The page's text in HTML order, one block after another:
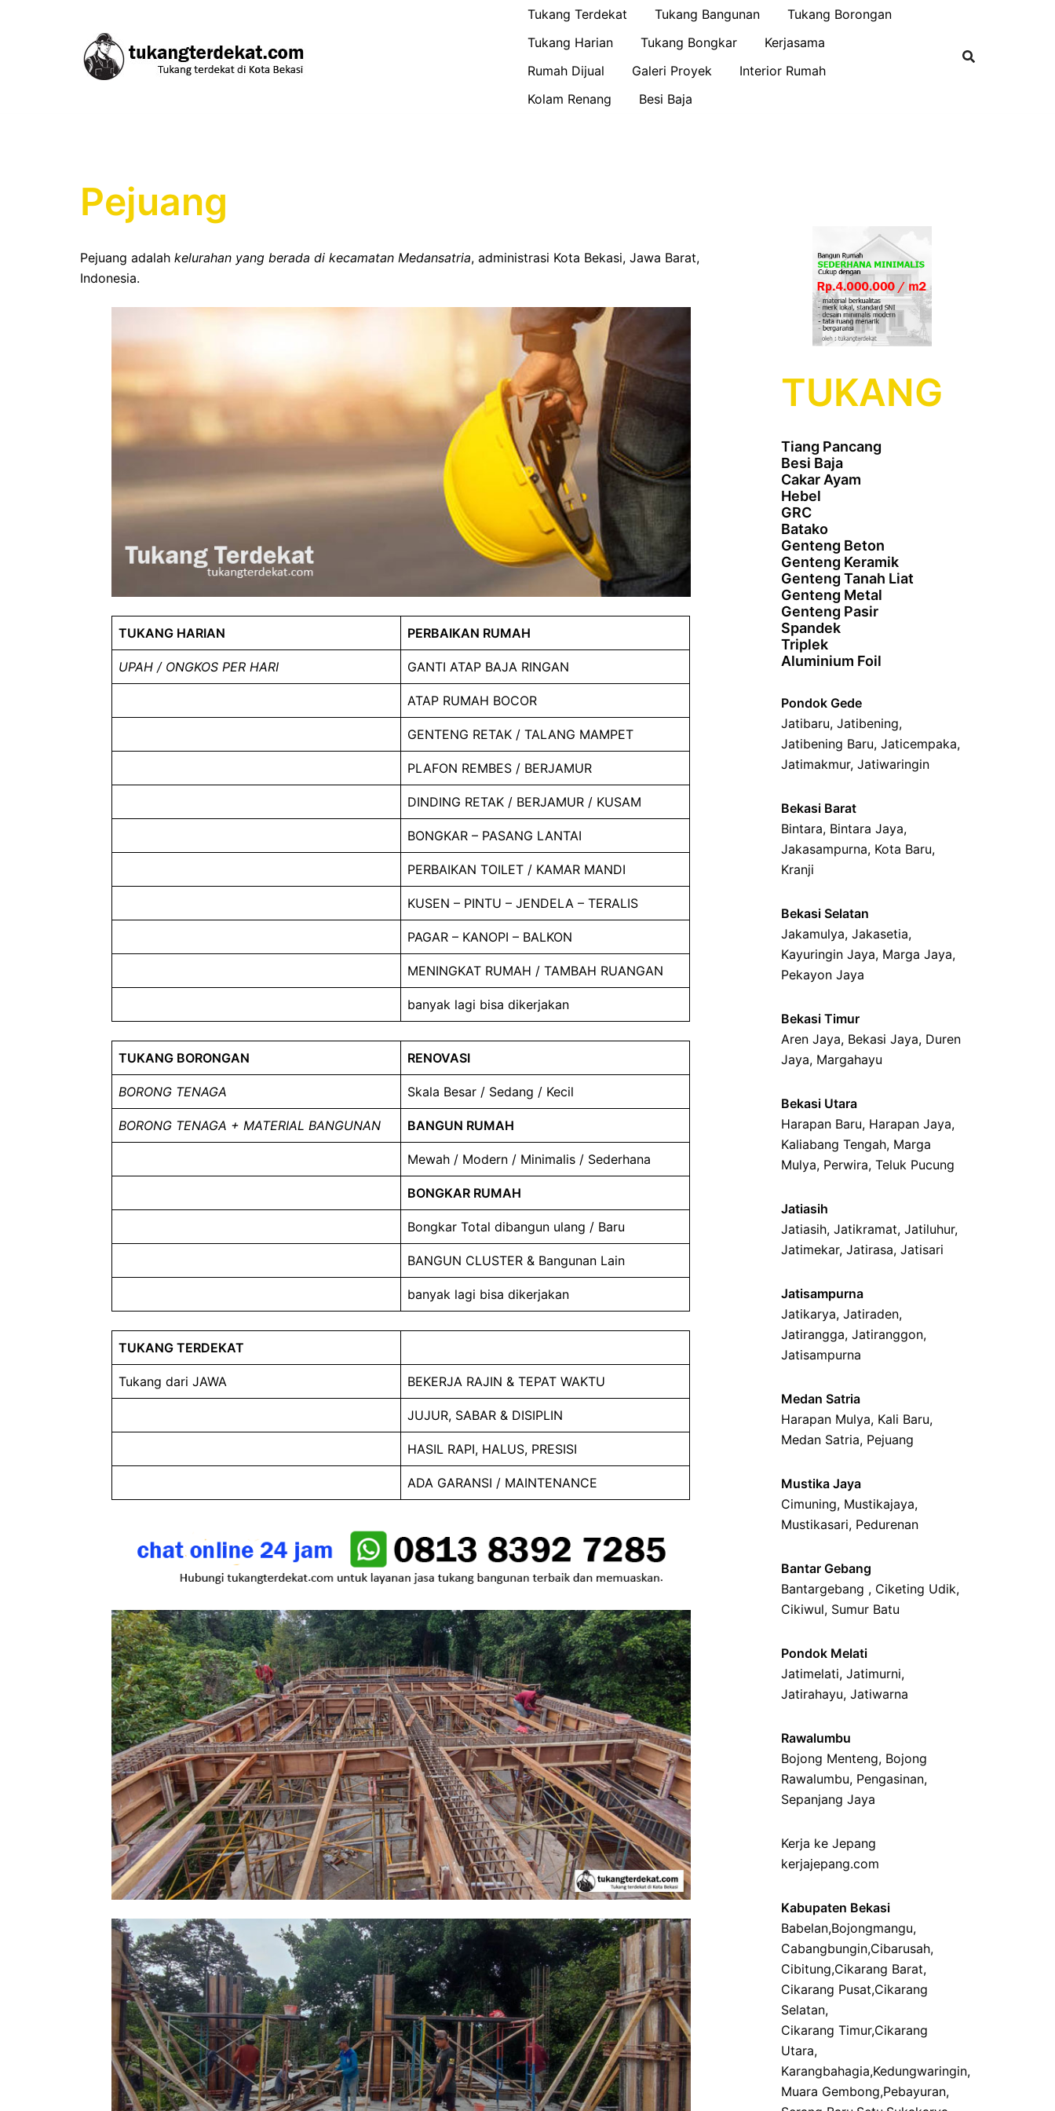
Tukang Terdekat Tukang Bangunan
Tukang Borongan
Tukang Harian
Tukang Bongkar
Kerjasama
Rumah Dijual
Galeri Proyek
Interior Rumah
Kolam Renang
Besi Baja
Pejuang
Pejuang adalah kelurahan yang berada di kecamatan Medansatria, administrasi Kota Bekasi, Jawa Barat,
Indonesia.
TUKANG HARIAN PERBAIKAN RUMAH
UPAH / ONGKOS PER HARI GANTI ATAP BAJA RINGAN
ATAP RUMAH BOCOR
GENTENG RETAK / TALANG MAMPET
PLAFON REMBES / BERJAMUR
DINDING RETAK / BERJAMUR / KUSAM
BONGKAR – PASANG LANTAI
PERBAIKAN TOILET / KAMAR MANDI
KUSEN – PINTU – JENDELA – TERALIS
PAGAR – KANOPI – BALKON
MENINGKAT RUMAH / TAMBAH RUANGAN
banyak lagi bisa dikerjakan
TUKANG BORONGAN RENOVASI
BORONG TENAGA Skala Besar / Sedang / Kecil
BORONG TENAGA + MATERIAL BANGUNAN BANGUN RUMAH
Mewah / Modern / Minimalis / Sederhana
BONGKAR RUMAH
Bongkar Total dibangun ulang / Baru
BANGUN CLUSTER & Bangunan Lain
banyak lagi bisa dikerjakan
TUKANG TERDEKAT
Tukang dari JAWA BEKERJA RAJIN & TEPAT WAKTU
JUJUR, SABAR & DISIPLIN
HASIL RAPI, HALUS, PRESISI
ADA GARANSI / MAINTENANCE
TUKANG
Tiang Pancang
Besi Baja
Cakar Ayam
Hebel
GRC
Batako
Genteng Beton
Genteng Keramik
Genteng Tanah Liat
Genteng Metal
Genteng Pasir
Spandek
Triplek
Aluminium Foil
Pondok Gede
Jatibaru, Jatibening,
Jatibening Baru, Jaticempaka,
Jatimakmur, Jatiwaringin
Bekasi Barat
Bintara, Bintara Jaya,
Jakasampurna, Kota Baru,
Kranji
Bekasi Selatan
Jakamulya, Jakasetia,
Kayuringin Jaya, Marga Jaya,
Pekayon Jaya
Bekasi Timur
Aren Jaya, Bekasi Jaya, Duren
Jaya, Margahayu
Bekasi Utara
Harapan Baru, Harapan Jaya,
Kaliabang Tengah, Marga
Mulya, Perwira, Teluk Pucung
Jatiasih
Jatiasih, Jatikramat, Jatiluhur,
Jatimekar, Jatirasa, Jatisari
Jatisampurna
Jatikarya, Jatiraden,
Jatirangga, Jatiranggon,
Jatisampurna
Medan Satria
Harapan Mulya, Kali Baru,
Medan Satria, Pejuang
Mustika Jaya
Cimuning, Mustikajaya,
Mustikasari, Pedurenan
Bantar Gebang
Bantargebang , Ciketing Udik,
Cikiwul, Sumur Batu
Pondok Melati
Jatimelati, Jatimurni,
Jatirahayu, Jatiwarna
Rawalumbu
Bojong Menteng, Bojong
Rawalumbu, Pengasinan,
Sepanjang Jaya
Kerja ke Jepang
kerjajepang.com
Kabupaten Bekasi
Babelan,Bojongmangu,
Cabangbungin,Cibarusah,
Cibitung,Cikarang Barat,
Cikarang Pusat,Cikarang
Selatan,
Cikarang Timur,Cikarang
Utara,
Karangbahagia,Kedungwaringin,
Muara Gembong,Pebayuran,